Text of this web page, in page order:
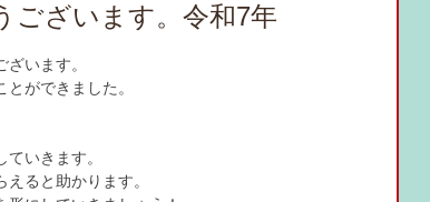
adverb
online salon
ございます。令和7年
います。
ができました。
ていきます。
ると助かります。